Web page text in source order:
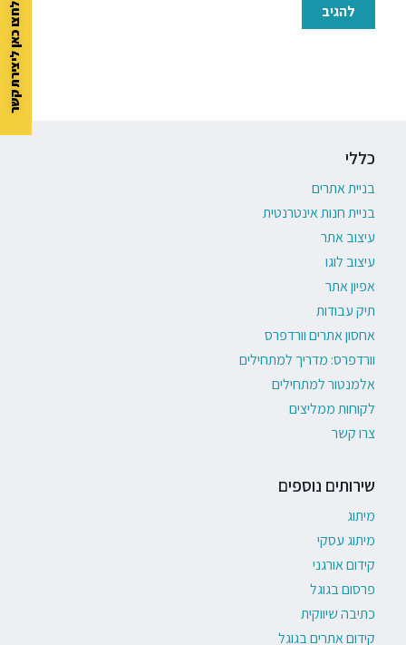
כללי
בניית אתרים
בניית חנות אינטרנטית
עיצוב אתר
עיצוב לוגו
אפיון אתר
תיק עבודות
אחסון אתרים וורדפרס
וורדפרס: מדריך למתחילים
אלמנטור למתחילים
לקוחות ממליצים
צרו קשר
שירותים נוספים
מיתוג
מיתוג עסקי
קידום אורגני
פרסום בגוגל
כתיבה שיווקית
קידום אתרים בגוגל
לחצו כאן ליצירת קשר